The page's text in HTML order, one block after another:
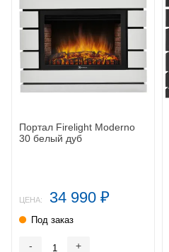
Портал Firelight Moderno
30 белый дуб
ЦЕНА: 34 990 ₽
Под заказ
- +